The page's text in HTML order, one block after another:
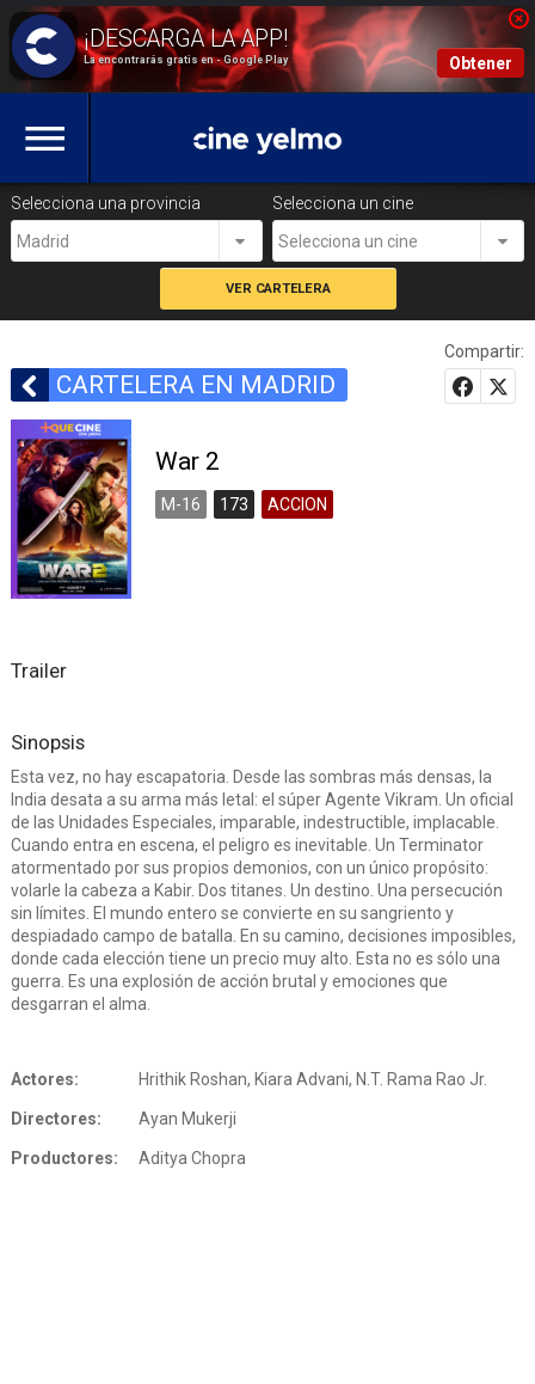
La encontrarás gratis en - Google Play Obtener
Selecciona una provincia
Madrid
Selecciona un cine
Selecciona un cine
CARTELERA EN MADRID
Compartir:
War 2
M-16 173 ACCION
Trailer
Sinopsis
Esta vez, no hay escapatoria. Desde las sombras más densas, la
India desata a su arma más letal: el súper Agente Vikram. Un oficial
de las Unidades Especiales, imparable, indestructible, implacable.
Cuando entra en escena, el peligro es inevitable. Un Terminator
atormentado por sus propios demonios, con un único propósito:
volarle la cabeza a Kabir. Dos titanes. Un destino. Una persecución
sin límites. El mundo entero se convierte en su sangriento y
despiadado campo de batalla. En su camino, decisiones imposibles,
donde cada elección tiene un precio muy alto. Esta no es sólo una
guerra. Es una explosión de acción brutal y emociones que
desgarran el alma.
Actores: Hrithik Roshan, Kiara Advani, N.T. Rama Rao Jr.
Directores: Ayan Mukerji
Productores: Aditya Chopra